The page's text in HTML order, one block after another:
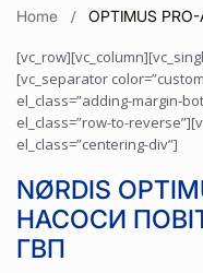
Home OPTIMUS
[vc_separator
el_class=”adding-margin-
el_class=”row-to-
el_class=”centering-div”]
NØRDIS
НАСОСИ
ГВП